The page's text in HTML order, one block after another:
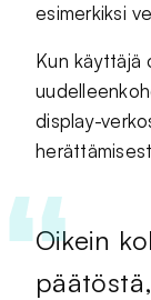
esimerkiksi
Kun käyttäjä
display-
Oikein